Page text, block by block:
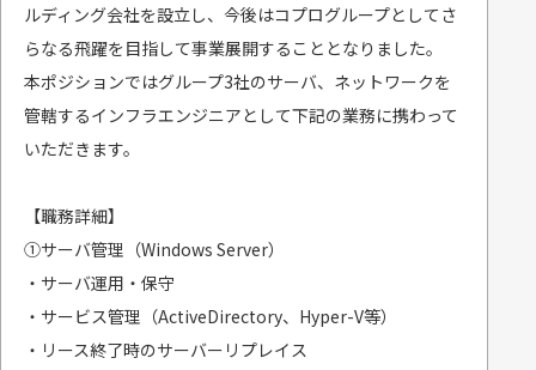
ルディング会社を設立し、今後はコプログループとしてさ
らなる飛躍を目指して事業展開することとなりました。
本ポジションではグループ3社のサーバ、ネットワークを
管轄するインフラエンジニアとして下記の業務に携わって
いただきます。
【職務詳細】
①サーバ管理（Windows Server）
・サーバ運用・保守
・サービス管理（ActiveDirectory、Hyper-V等）
・リース終了時のサーバーリプレイス